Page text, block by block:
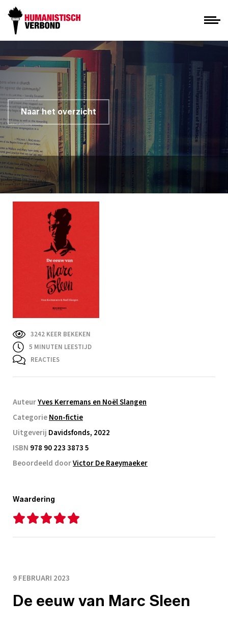
Naar het overzicht
3242 KEER BEKEKEN
5 MINUTEN LEESTIJD
REACTIES
AuteurYves Kerremans en Noël Slangen
CategorieNon-fictie
Uitgeverij Davidsfonds, 2022
ISBN 978 90 223 3873 5
Beoordeeld doorVictor De Raeymaeker
Waardering
9 FEBRUARI 2023
De eeuw van Marc Sleen